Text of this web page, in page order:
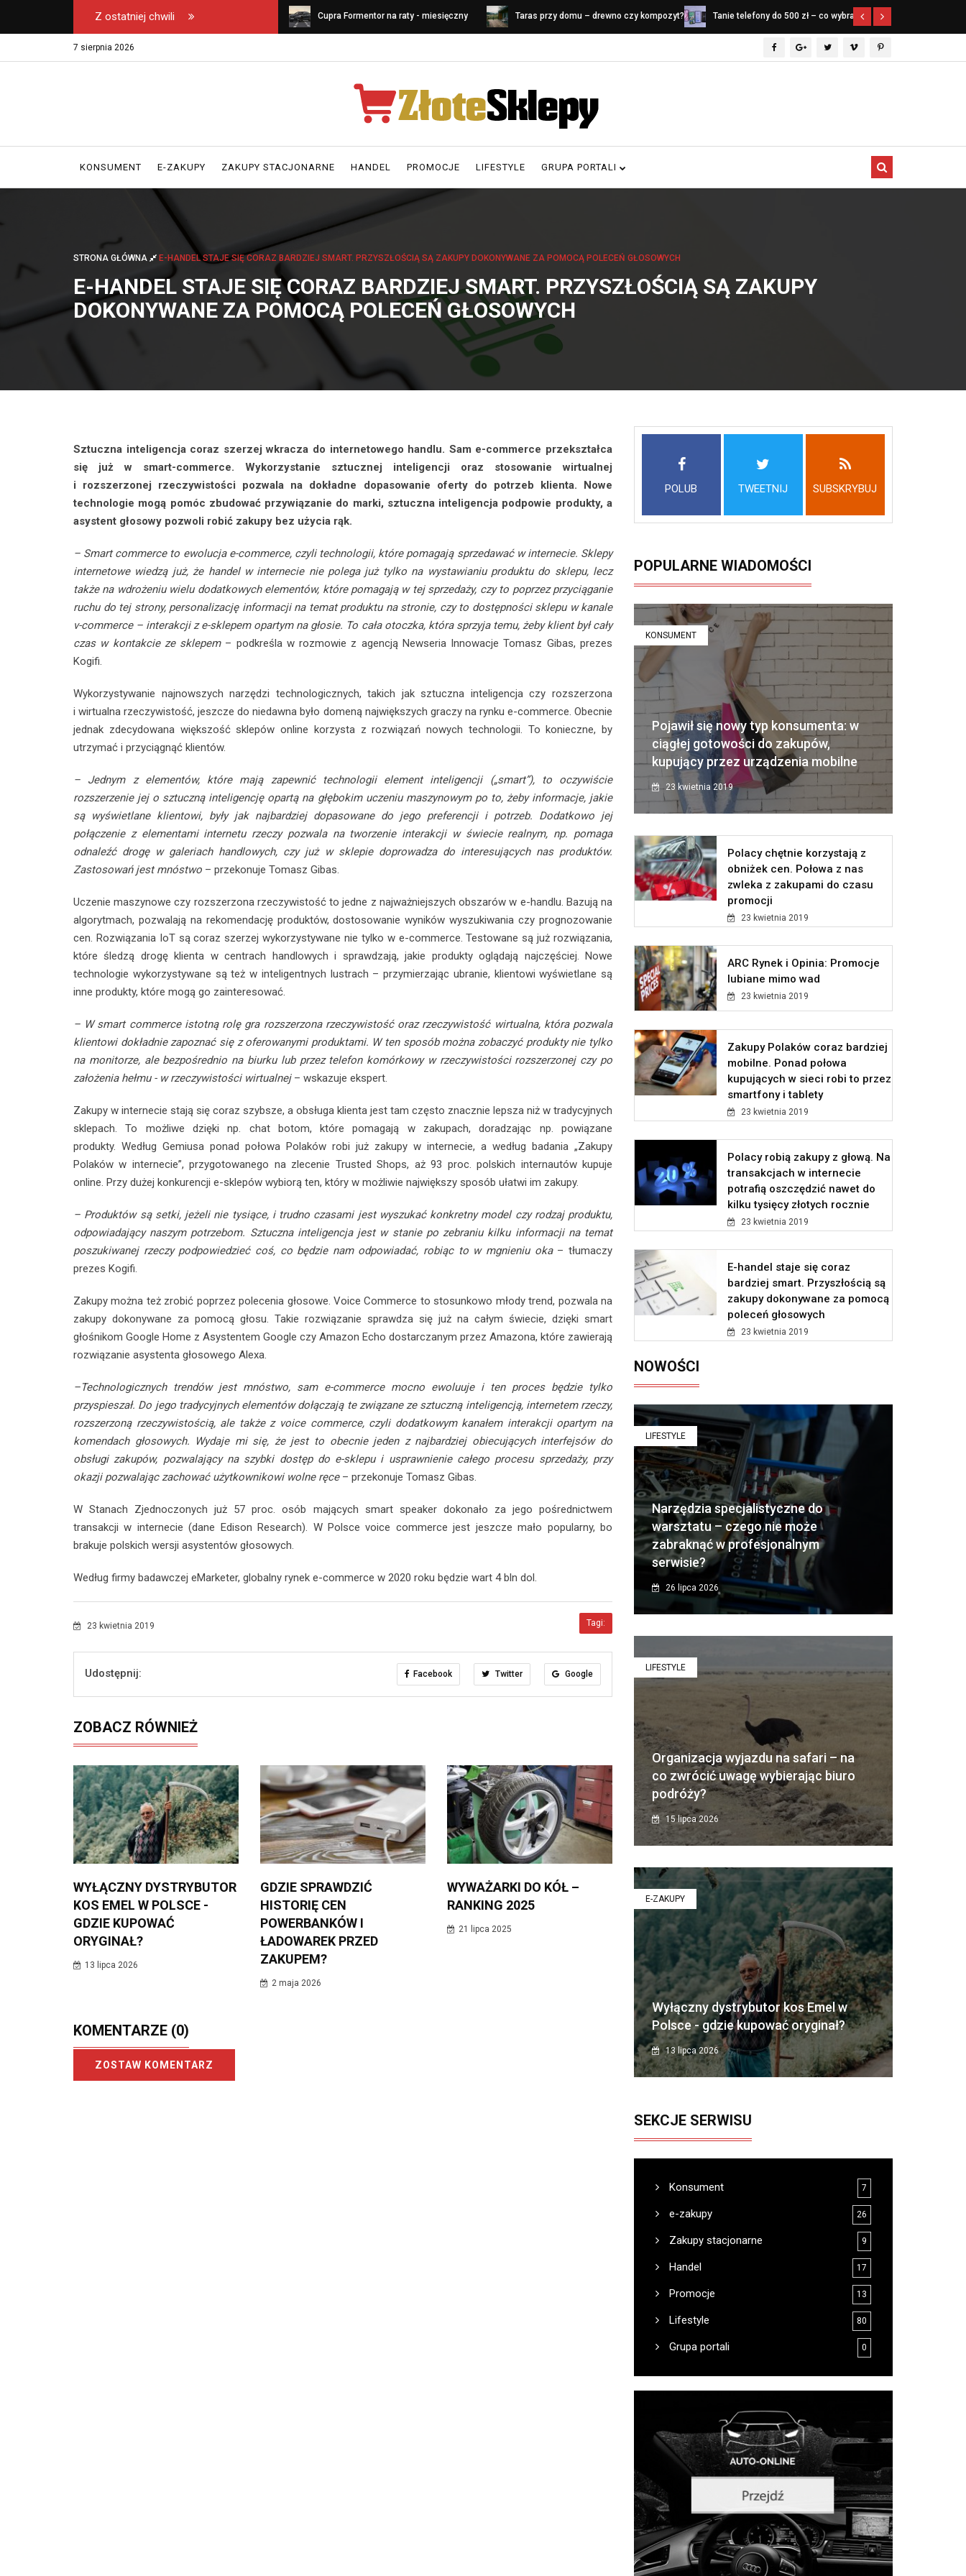
Z ostatniej chwili
Wyłączny dystrybutor kos Emel w Polsce - Cupra Formentor na raty - miesięczny Taras przy domu – drewno czy kompozyt? Tanie telefony do 500 zł – co wybrać w
7 sierpnia 2026
KONSUMENT E-ZAKUPY ZAKUPY STACJONARNE HANDEL PROMOCJE LIFESTYLE GRUPA PORTALI
STRONA GŁÓWNA E-HANDEL STAJE SIĘ CORAZ BARDZIEJ SMART. PRZYSZŁOŚCIĄ SĄ ZAKUPY DOKONYWANE ZA POMOCĄ POLECEŃ GŁOSOWYCH
E-HANDEL STAJE SIĘ CORAZ BARDZIEJ SMART. PRZYSZŁOŚCIĄ SĄ ZAKUPY
DOKONYWANE ZA POMOCĄ POLECEŃ GŁOSOWYCH
Sztuczna inteligencja coraz szerzej wkracza do internetowego handlu. Sam e-commerce przekształca
się już w smart-commerce. Wykorzystanie sztucznej inteligencji oraz stosowanie wirtualnej
i rozszerzonej rzeczywistości pozwala na dokładne dopasowanie oferty do potrzeb klienta. Nowe
technologie mogą pomóc zbudować przywiązanie do marki, sztuczna inteligencja podpowie produkty, a
asystent głosowy pozwoli robić zakupy bez użycia rąk.
– Smart commerce to ewolucja e-commerce, czyli technologii, które pomagają sprzedawać w internecie. Sklepy
internetowe wiedzą już, że handel w internecie nie polega już tylko na wystawianiu produktu do sklepu, lecz
także na wdrożeniu wielu dodatkowych elementów, które pomagają w tej sprzedaży, czy to poprzez przyciąganie
ruchu do tej strony, personalizację informacji na temat produktu na stronie, czy to dostępności sklepu w kanale
v-commerce – interakcji z e-sklepem opartym na głosie. To cała otoczka, która sprzyja temu, żeby klient był cały
czas w kontakcie ze sklepem – podkreśla w rozmowie z agencją Newseria Innowacje Tomasz Gibas, prezes
Kogifi.
Wykorzystywanie najnowszych narzędzi technologicznych, takich jak sztuczna inteligencja czy rozszerzona
i wirtualna rzeczywistość, jeszcze do niedawna było domeną największych graczy na rynku e-commerce. Obecnie
jednak zdecydowana większość sklepów online korzysta z rozwiązań nowych technologii. To konieczne, by
utrzymać i przyciągnąć klientów.
– Jednym z elementów, które mają zapewnić technologii element inteligencji („smart”), to oczywiście
rozszerzenie jej o sztuczną inteligencję opartą na głębokim uczeniu maszynowym po to, żeby informacje, jakie
są wyświetlane klientowi, były jak najbardziej dopasowane do jego preferencji i potrzeb. Dodatkowo jej
połączenie z elementami internetu rzeczy pozwala na tworzenie interakcji w świecie realnym, np. pomaga
odnaleźć drogę w galeriach handlowych, czy już w sklepie doprowadza do interesujących nas produktów.
Zastosowań jest mnóstwo – przekonuje Tomasz Gibas.
Uczenie maszynowe czy rozszerzona rzeczywistość to jedne z najważniejszych obszarów w e-handlu. Bazują na
algorytmach, pozwalają na rekomendację produktów, dostosowanie wyników wyszukiwania czy prognozowanie
cen. Rozwiązania IoT są coraz szerzej wykorzystywane nie tylko w e-commerce. Testowane są już rozwiązania,
które śledzą drogę klienta w centrach handlowych i sprawdzają, jakie produkty oglądają najczęściej. Nowe
technologie wykorzystywane są też w inteligentnych lustrach – przymierzając ubranie, klientowi wyświetlane są
inne produkty, które mogą go zainteresować.
– W smart commerce istotną rolę gra rozszerzona rzeczywistość oraz rzeczywistość wirtualna, która pozwala
klientowi dokładnie zapoznać się z oferowanymi produktami. W ten sposób można zobaczyć produkty nie tylko
na monitorze, ale bezpośrednio na biurku lub przez telefon komórkowy w rzeczywistości rozszerzonej czy po
założenia hełmu - w rzeczywistości wirtualnej – wskazuje ekspert.
Zakupy w internecie stają się coraz szybsze, a obsługa klienta jest tam często znacznie lepsza niż w tradycyjnych
sklepach. To możliwe dzięki np. chat botom, które pomagają w zakupach, doradzając np. powiązane
produkty. Według Gemiusa ponad połowa Polaków robi już zakupy w internecie, a według badania „Zakupy
Polaków w internecie”, przygotowanego na zlecenie Trusted Shops, aż 93 proc. polskich internautów kupuje
online. Przy dużej konkurencji e-sklepów wybiorą ten, który w możliwie największy sposób ułatwi im zakupy.
– Produktów są setki, jeżeli nie tysiące, i trudno czasami jest wyszukać konkretny model czy rodzaj produktu,
odpowiadający naszym potrzebom. Sztuczna inteligencja jest w stanie po zebraniu kilku informacji na temat
poszukiwanej rzeczy podpowiedzieć coś, co będzie nam odpowiadać, robiąc to w mgnieniu oka – tłumaczy
prezes Kogifi.
Zakupy można też zrobić poprzez polecenia głosowe. Voice Commerce to stosunkowo młody trend, pozwala na
zakupy dokonywane za pomocą głosu. Takie rozwiązanie sprawdza się już na całym świecie, dzięki smart
głośnikom Google Home z Asystentem Google czy Amazon Echo dostarczanym przez Amazona, które zawierają
rozwiązanie asystenta głosowego Alexa.
–Technologicznych trendów jest mnóstwo, sam e-commerce mocno ewoluuje i ten proces będzie tylko
przyspieszał. Do jego tradycyjnych elementów dołączają te związane ze sztuczną inteligencją, internetem rzeczy,
rozszerzoną rzeczywistością, ale także z voice commerce, czyli dodatkowym kanałem interakcji opartym na
komendach głosowych. Wydaje mi się, że jest to obecnie jeden z najbardziej obiecujących interfejsów do
obsługi zakupów, pozwalający na szybki dostęp do e-sklepu i usprawnienie całego procesu sprzedaży, przy
okazji pozwalając zachować użytkownikowi wolne ręce– przekonuje Tomasz Gibas.
W Stanach Zjednoczonych już 57 proc. osób mających smart speaker dokonało za jego pośrednictwem
transakcji w internecie (dane Edison Research). W Polsce voice commerce jest jeszcze mało popularny, bo
brakuje polskich wersji asystentów głosowych.
Według firmy badawczej eMarketer, globalny rynek e-commerce w 2020 roku będzie wart 4 bln dol.
23 kwietnia 2019 Tagi:
Udostępnij: Facebook Twitter Google
ZOBACZ RÓWNIEŻ
WYŁĄCZNY DYSTRYBUTOR
KOS EMEL W POLSCE -
GDZIE KUPOWAĆ
ORYGINAŁ?
13 lipca 2026
GDZIE SPRAWDZIĆ
HISTORIĘ CEN
POWERBANKÓW I
ŁADOWAREK PRZED
ZAKUPEM?
2 maja 2026
WYWAŻARKI DO KÓŁ –
RANKING 2025
21 lipca 2025
KOMENTARZE (0)
ZOSTAW KOMENTARZ
POLUB TWEETNIJ SUBSKRYBUJ
POPULARNE WIADOMOŚCI
KONSUMENT
Pojawił się nowy typ konsumenta: w
ciągłej gotowości do zakupów,
kupujący przez urządzenia mobilne
23 kwietnia 2019
Polacy chętnie korzystają z
obniżek cen. Połowa z nas
zwleka z zakupami do czasu
promocji
23 kwietnia 2019
ARC Rynek i Opinia: Promocje
lubiane mimo wad
23 kwietnia 2019
Zakupy Polaków coraz bardziej
mobilne. Ponad połowa
kupujących w sieci robi to przez
smartfony i tablety
23 kwietnia 2019
Polacy robią zakupy z głową. Na
transakcjach w internecie
potrafią oszczędzić nawet do
kilku tysięcy złotych rocznie
23 kwietnia 2019
E-handel staje się coraz
bardziej smart. Przyszłością są
zakupy dokonywane za pomocą
poleceń głosowych
23 kwietnia 2019
NOWOŚCI
LIFESTYLE
Narzędzia specjalistyczne do
warsztatu – czego nie może
zabraknąć w profesjonalnym
serwisie?
26 lipca 2026
LIFESTYLE
Organizacja wyjazdu na safari – na
co zwrócić uwagę wybierając biuro
podróży?
15 lipca 2026
E-ZAKUPY
Wyłączny dystrybutor kos Emel w
Polsce - gdzie kupować oryginał?
13 lipca 2026
SEKCJE SERWISU
Konsument 7
e-zakupy 26
Zakupy stacjonarne 9
Handel 17
Promocje 13
Lifestyle 80
Grupa portali 0